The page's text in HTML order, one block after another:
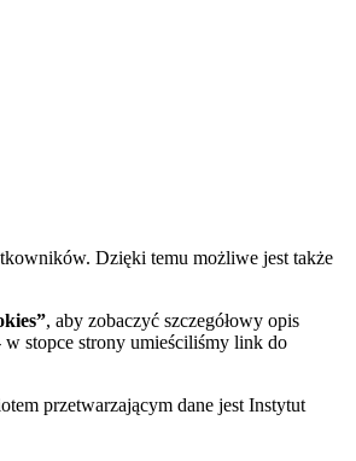
Dzięki temu możliwe jest także
, aby zobaczyć szczegółowy opis
stopce strony umieściliśmy link do
przetwarzającym dane jest Instytut